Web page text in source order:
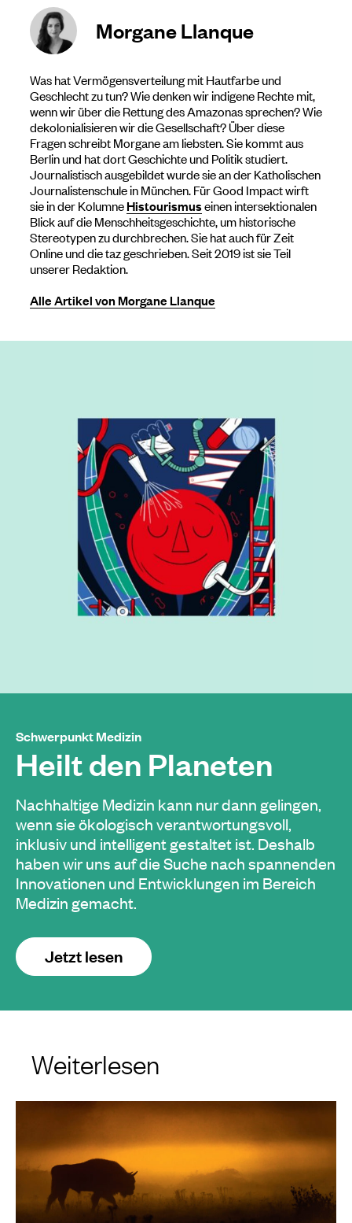
Morgane Llanque
Was hat Vermögensverteilung mit Hautfarbe und
Geschlecht zu tun? Wie denken wir indigene Rechte mit,
wenn wir über die Rettung des Amazonas sprechen? Wie
dekolonialisieren wir die Gesellschaft? Über diese
Fragen schreibt Morgane am liebsten. Sie kommt aus
Berlin und hat dort Geschichte und Politik studiert.
Journalistisch ausgebildet wurde sie an der Katholischen
Journalistenschule in München. Für Good Impact wirft
sie in der KolumneHistourismuseinen intersektionalen
Blick auf die Menschheitsgeschichte, um historische
Stereotypen zu durchbrechen. Sie hat auch für Zeit
Online und die taz geschrieben. Seit 2019 ist sie Teil
unserer Redaktion.
Alle Artikel von Morgane Llanque
Schwerpunkt Medizin
Heilt den Planeten
Nachhaltige Medizin kann nur dann gelingen,
wenn sie ökologisch verantwortungsvoll,
inklusiv und intelligent gestaltet ist. Deshalb
haben wir uns auf die Suche nach spannenden
Innovationen und Entwicklungen im Bereich
Medizin gemacht.
Jetzt lesen
Weiterlesen